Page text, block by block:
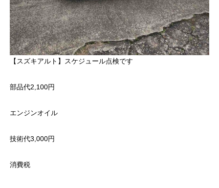
【スズキアルト】スケジュール点検です
部品代2,100円
エンジンオイル
技術代3,000円
消費税